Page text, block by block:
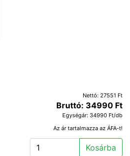
Nettó: 27551 Ft
Bruttó: 34990 Ft
Egységár: 34990 Ft/db
Az ár tartalmazza az ÁFA-t!
Kosárba